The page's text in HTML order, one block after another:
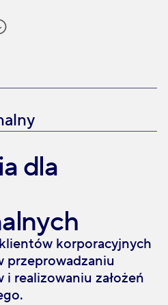
dla
korporacyjnych
przeprowadzaniu
realizowaniu założeń